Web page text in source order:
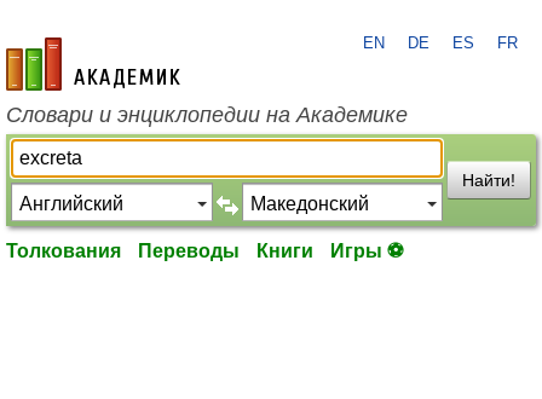
academic.ru
EN DE ES FR
Словари и энциклопедии на Академике
Найти!
Толкования Переводы Книги Игры ⚽